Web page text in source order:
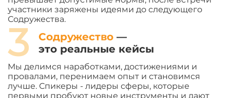
участники заряжены идеями до следующего
Содружества.
3 Содружество —
это реальные кейсы
Мы делимся наработками, достижениями и
провалами, перенимаем опыт и становимся
лучше. Спикеры - лидеры сферы, которые
первыми пробуют новые инструменты и дают